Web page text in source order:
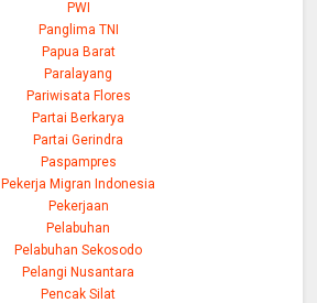
PWI
Panglima TNI
Papua Barat
Paralayang
Pariwisata Flores
Partai Berkarya
Partai Gerindra
Paspampres
Pekerja Migran Indonesia
Pekerjaan
Pelabuhan
Pelabuhan Sekosodo
Pelangi Nusantara
Pencak Silat